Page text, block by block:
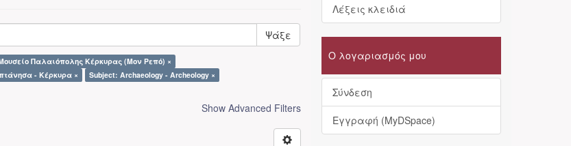
Ψάξε
Παλαιόπολης Κέρκυρας (Μον Ρεπό) ×
- Κέρκυρα ×
Subject: Archaeology - Archeology ×
Show Advanced Filters
Λέξεις κλειδιά
Ο λογαριασμός μου
Σύνδεση
Εγγραφή (MyDSpace)